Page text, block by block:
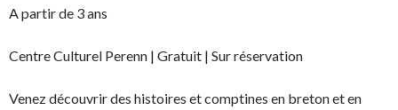
A partir de 3 ans
Centre Culturel Perenn | Gratuit | Sur réservation
Venez découvrir des histoires et comptines en breton et en